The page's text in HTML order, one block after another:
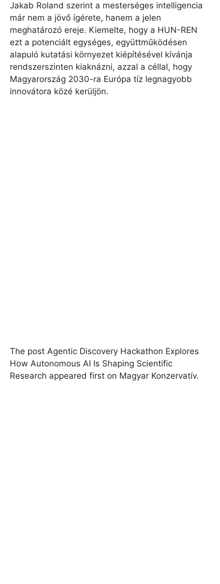
Jakab Roland szerint a mesterséges intelligencia
már nem a jövő ígérete, hanem a jelen
meghatározó ereje. Kiemelte, hogy a HUN-REN
ezt a potenciált egységes, együttműködésen
alapuló kutatási környezet kiépítésével kívánja
rendszerszinten kiaknázni, azzal a céllal, hogy
Magyarország 2030-ra Európa tíz legnagyobb
innovátora közé kerüljön.
The post Agentic Discovery Hackathon Explores
How Autonomous AI Is Shaping Scientific
Research appeared first on Magyar Konzervatív.